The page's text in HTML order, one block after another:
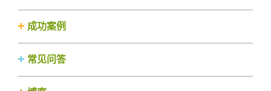
成功案例
常见问答